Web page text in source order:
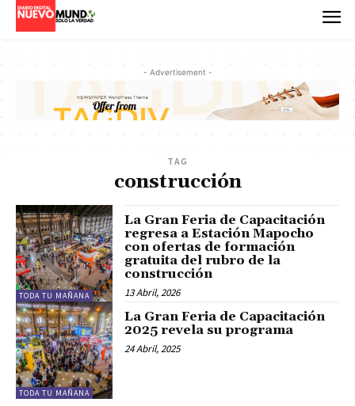
- Advertisement -
TAG
construcción
TODA TU MAÑANA
La Gran Feria de Capacitación
regresa a Estación Mapocho
con ofertas de formación
gratuita del rubro de la
construcción
13 Abril, 2026
TODA TU MAÑANA
La Gran Feria de Capacitación
2025 revela su programa
24 Abril, 2025